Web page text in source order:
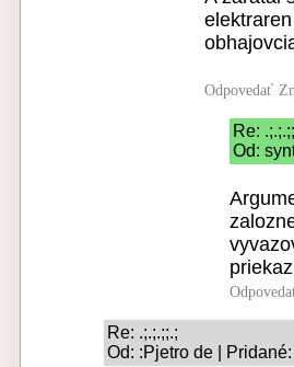
Odpovedať
Re:
Od:
Re: .;.;.;;.;
Od: :Pjetro de |